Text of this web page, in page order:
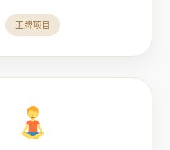
王牌项目